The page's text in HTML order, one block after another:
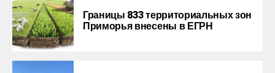
Границы 833 территориальных зон
Приморья внесены в ЕГРН